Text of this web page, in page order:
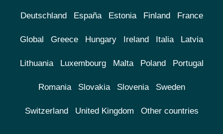
Deutschland España Estonia Finland France
Global Greece Hungary Ireland Italia Latvia
Lithuania Luxembourg Malta Poland Portugal
Romania Slovakia Slovenia Sweden
Switzerland United Kingdom Other countries